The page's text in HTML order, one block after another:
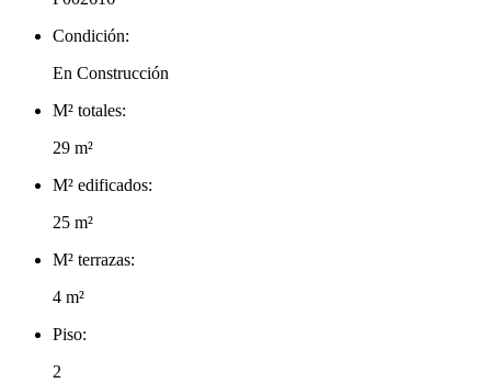
Condición:
En Construcción
M² totales:
29 m²
M² edificados:
25 m²
M² terrazas:
4 m²
Piso:
2